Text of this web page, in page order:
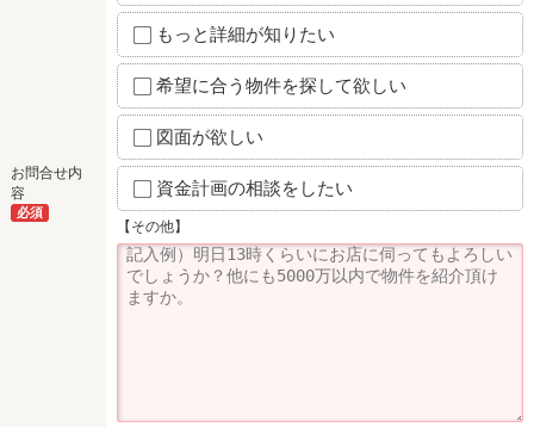
お問合せ内
容
必須
もっと詳細が知りたい
希望に合う物件を探して欲しい
図面が欲しい
資金計画の相談をしたい
【その他】